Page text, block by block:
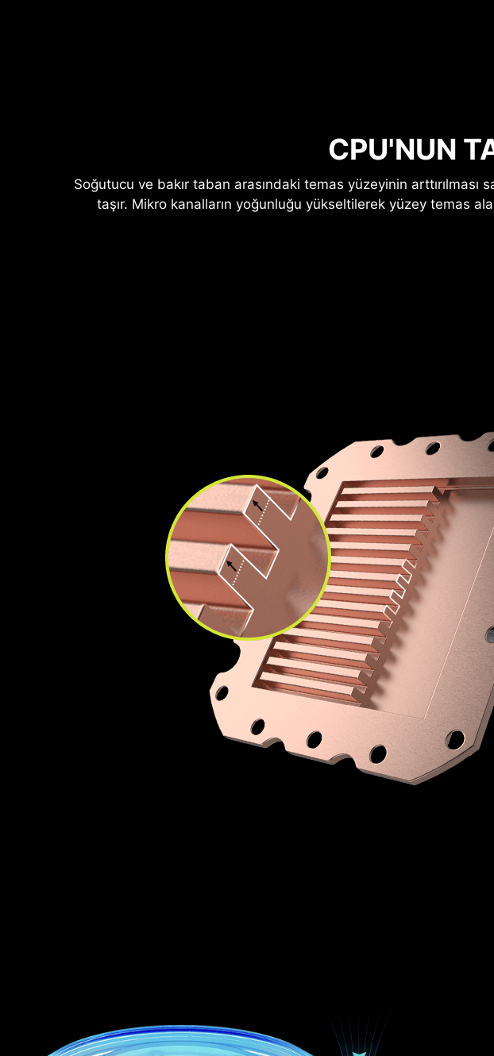
CPU'NUN
Soğutucu ve bakır taban arasındaki temas yüzeyinin arttırılması
taşır. Mikro kanalların yoğunluğu yükseltilerek yüzey temas